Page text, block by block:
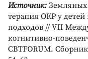
Источник: Земляных
терапия ОКР у
подходов // VII
когнитивно-
CBTFORUM.